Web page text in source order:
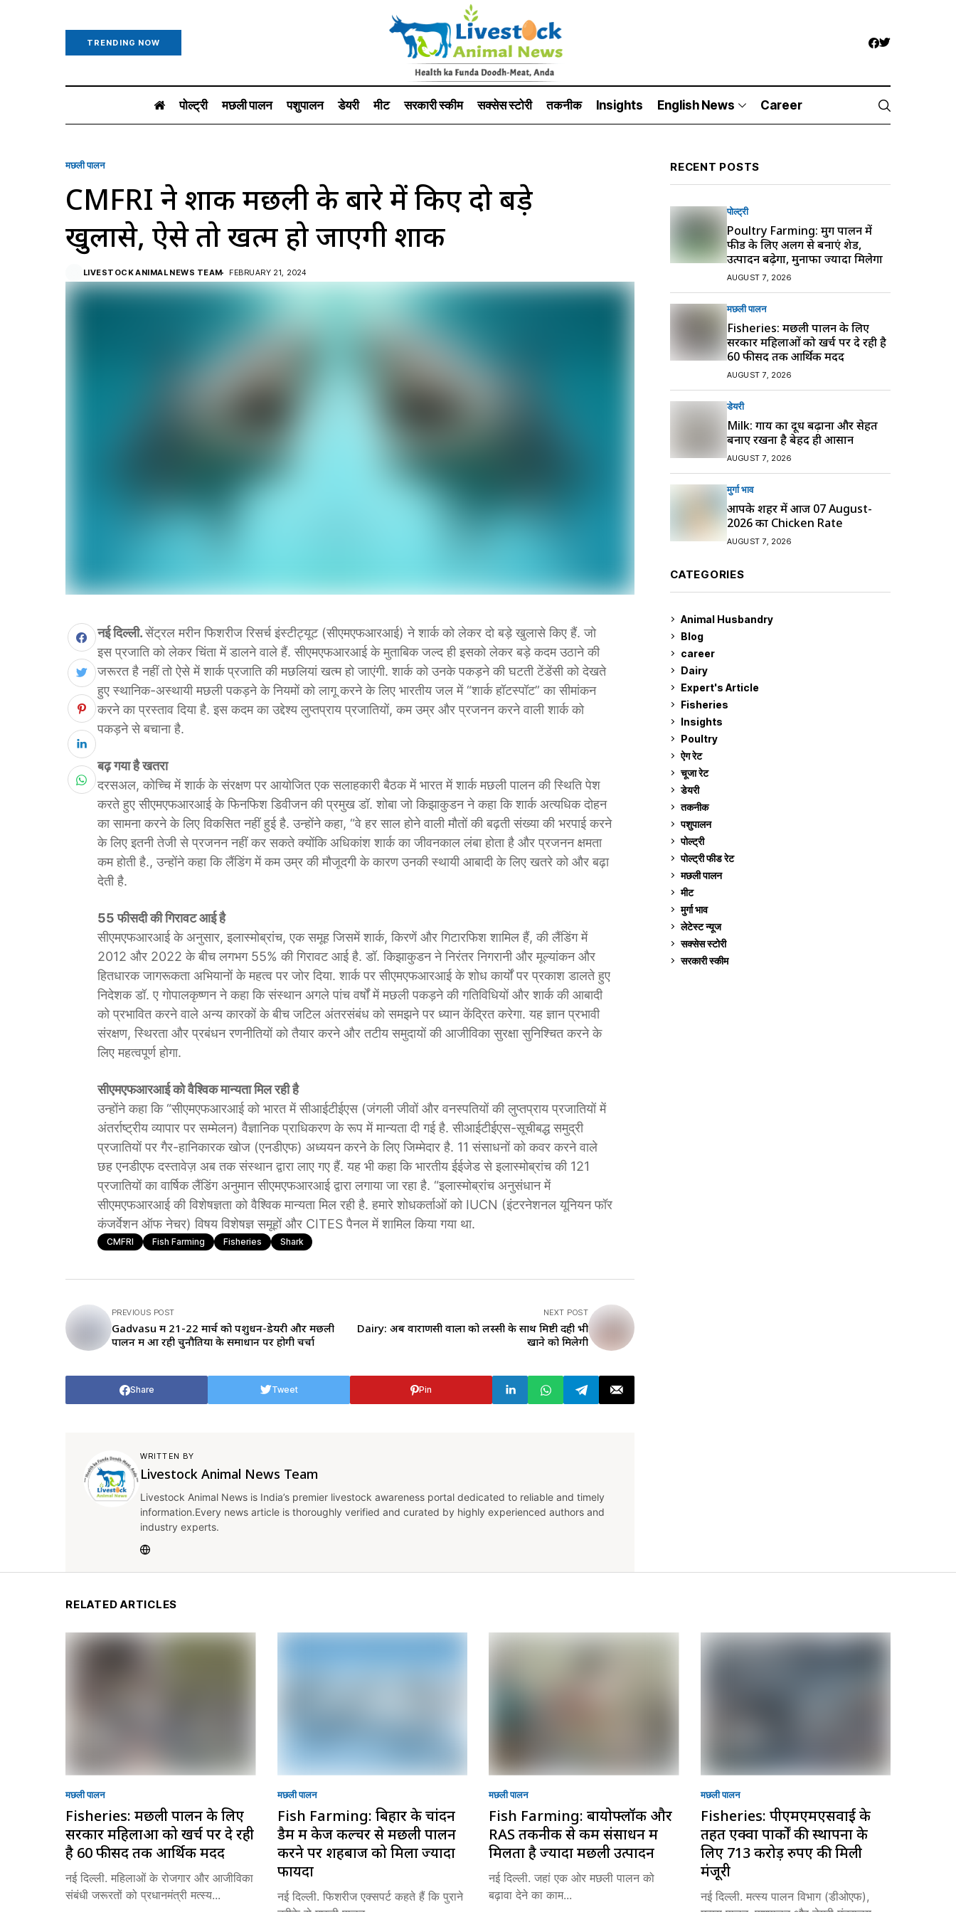
TRENDING NOW
पोल्ट्री मछली पालन पशुपालन डेयरी मीट सरकारी स्की‍म सक्सेस स्टो‍री तकनीक Insights English News Career
मछली पालन
CMFRI ने शार्क मछली के बारे में किए दो बड़े
खुलासे, ऐसे तो खत्म हो जाएगी शार्क
LIVESTOCK ANIMAL NEWS TEAM FEBRUARY 21, 2024
नई दिल्ली.सेंट्रल मरीन फिशरीज रिसर्च इंस्टीट्यूट (सीएमएफआरआई) ने शार्क को लेकर दो बड़े खुलासे किए हैं. जो
इस प्रजाति को लेकर चिंता में डालने वाले हैं. सीएमएफआरआई के मुताबिक जल्द ही इसको लेकर बड़े कदम उठाने की
जरूरत है नहीं तो ऐसे में शार्क प्रजाति की मछलियां खत्म हो जाएंगी. शार्क को उनके पकड़ने की घटती टें​डेंसी को देखते
हुए स्थानिक-अस्थायी मछली पकड़ने के नियमों को लागू करने के लिए भारतीय जल में “शार्क हॉटस्पॉट” का सीमांकन
करने का प्रस्ताव दिया है. इस कदम का उद्देश्य लुप्तप्राय प्रजातियों, कम उम्र और प्रजनन करने वाली शार्क को
पकड़ने से बचाना है.
बढ़ गया है खतरा
दरसअल, कोच्चि में शार्क के संरक्षण पर आयोजित एक सलाहकारी बैठक में भारत में शार्क मछली पालन की स्थिति पेश
करते हुए सीएमएफआरआई के फिनफिश डिवीजन की प्रमुख डॉ. शोबा जो किझाकुडन ने कहा कि शार्क अत्यधिक दोहन
का सामना करने के लिए विकसित नहीं हुई है. उन्होंने कहा, “वे हर साल होने वाली मौतों की बढ़ती संख्या की भरपाई करने
के लिए इतनी तेजी से प्रजनन नहीं कर सकते क्योंकि अधिकांश शार्क का जीवनकाल लंबा होता है और प्रजनन क्षमता
कम होती है., उन्होंने कहा कि लैंडिंग में कम उम्र की मौजूदगी के कारण उनकी स्थायी आबादी के लिए खतरे को और बढ़ा
देती है.
55 फीसदी की गिरावट आई है
सीएमएफआरआई के अनुसार, इलास्मोब्रांच, एक समूह जिसमें शार्क, किरणें और गिटारफिश शामिल हैं, की लैंडिंग में
2012 और 2022 के बीच लगभग 55% की गिरावट आई है. डॉ. किझाकुडन ने निरंतर निगरानी और मूल्यांकन और
हितधारक जागरूकता अभियानों के महत्व पर जोर दिया. शार्क पर सीएमएफआरआई के शोध कार्यों पर प्रकाश डालते हुए
निदेशक डॉ. ए गोपालकृष्णन ने कहा कि संस्थान अगले पांच वर्षों में मछली पकड़ने की गतिविधियों और शार्क की आबादी
को प्रभावित करने वाले अन्य कारकों के बीच जटिल अंतरसंबंध को समझने पर ध्यान केंद्रित करेगा. यह ज्ञान प्रभावी
संरक्षण, स्थिरता और प्रबंधन रणनीतियों को तैयार करने और तटीय समुदायों की आजीविका सुरक्षा सुनिश्चित करने के
लिए महत्वपूर्ण होगा.
सीएमएफआरआई को वैश्विक मान्यता मिल रही है
उन्होंने कहा कि “सीएमएफआरआई को भारत में सीआईटीईएस (जंगली जीवों और वनस्पतियों की लुप्तप्राय प्रजातियों में
अंतर्राष्ट्रीय व्यापार पर सम्मेलन) वैज्ञानिक प्राधिकरण के रूप में मान्यता दी गई है. सीआईटीईएस-सूचीबद्ध समुद्री
प्रजातियों पर गैर-हानिकारक खोज (एनडीएफ) अध्ययन करने के लिए जिम्मेदार है. 11 संसाधनों को कवर करने वाले
छह एनडीएफ दस्तावेज़ अब तक संस्थान द्वारा लाए गए हैं. यह भी कहा कि भारतीय ईईजेड से इलास्मोब्रांच की 121
प्रजातियों का वार्षिक लैंडिंग अनुमान सीएमएफआरआई द्वारा लगाया जा रहा है. “इलास्मोब्रांच अनुसंधान में
सीएमएफआरआई की विशेषज्ञता को वैश्विक मान्यता मिल रही है. हमारे शोधकर्ताओं को IUCN (इंटरनेशनल यूनियन फॉर
कंजर्वेशन ऑफ नेचर) विषय विशेषज्ञ समूहों और CITES पैनल में शामिल किया गया था.
CMFRI Fish Farming Fisheries Shark
PREVIOUS POST
Gadvasu में 21-22 मार्च को पशुधन-डेयरी और मछली
पालन में आ रही चुनौतियों के समाधान पर होगी चर्चा
NEXT POST
Dairy: अब वाराणसी वालों को लस्सी के साथ मिष्टी दही भी
खाने को मिलेगी
Share Tweet Pin
WRITTEN BY
Livestock Animal News Team
Livestock Animal News is India’s premier livestock awareness portal dedicated to reliable and timely
information.Every news article is thoroughly verified and curated by highly experienced authors and
industry experts.
RECENT POSTS
पोल्ट्री
Poultry Farming: मुर्गी पालन में
फीड के लिए अलग से बनाएं शेड,
उत्पादन बढ़ेगा, मुनाफा ज्यादा मिलेगा
AUGUST 7, 2026
मछली पालन
Fisheries: मछली पालन के लिए
सरकार महिलाओं को खर्च पर दे रही है
60 फीसद तक आर्थिक मदद
AUGUST 7, 2026
डेयरी
Milk: गाय का दूध बढ़ाना और सेहत
बनाए रखना है बेहद ही आसान
AUGUST 7, 2026
मुर्गा भाव
आपके शहर में आज 07 August-
2026 का Chicken Rate
AUGUST 7, 2026
CATEGORIES
Animal Husbandry
Blog
career
Dairy
Expert's Article
Fisheries
Insights
Poultry
ऐग रेट
चूजा रेट
डेयरी
तकनीक
पशुपालन
पोल्ट्री
पोल्ट्री फीड रेट
मछली पालन
मीट
मुर्गा भाव
लेटेस्ट न्यूज
सक्सेस स्टो‍री
सरकारी स्की‍म
RELATED ARTICLES
मछली पालन
Fisheries: मछली पालन के लिए
सरकार महिलाओं को खर्च पर दे रही
है 60 फीसद तक आर्थिक मदद
नई दिल्ली. महिलाओं के रोजगार और आजीविका
संबंधी जरूरतों को प्रधानमंत्री मत्स्य...
मछली पालन
Fish Farming: बिहार के चांदन
डैम में केज कल्चर से मछली पालन
करने पर शहबाज को मिला ज्यादा
फायदा
नई दिल्ली. फिशरीज एक्सपर्ट कहते हैं कि पुराने
मछली पालन
Fish Farming: बायोफ्लॉक और
RAS तकनीक से कम संसाधन में
मिलता है ज्यादा मछली उत्पादन
नई दिल्ली. जहां एक ओर मछली पालन को
बढ़ावा देने का काम...
मछली पालन
Fisheries: पीएमएमएसवाई के
तहत एक्वा पार्कों की स्थापना के
लिए 713 करोड़ रुपए की मिली
मंजूरी
नई दिल्ली. मत्स्य पालन विभाग (डीओएफ),